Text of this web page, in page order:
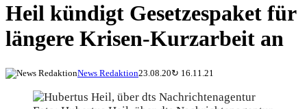
Heil kündigt Gesetzespaket für
längere Krisen-Kurzarbeit an
News Redaktion23.08.20↻ 16.11.21